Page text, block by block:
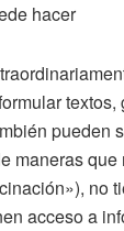
hacer
pueden
maneras
no
acceso a